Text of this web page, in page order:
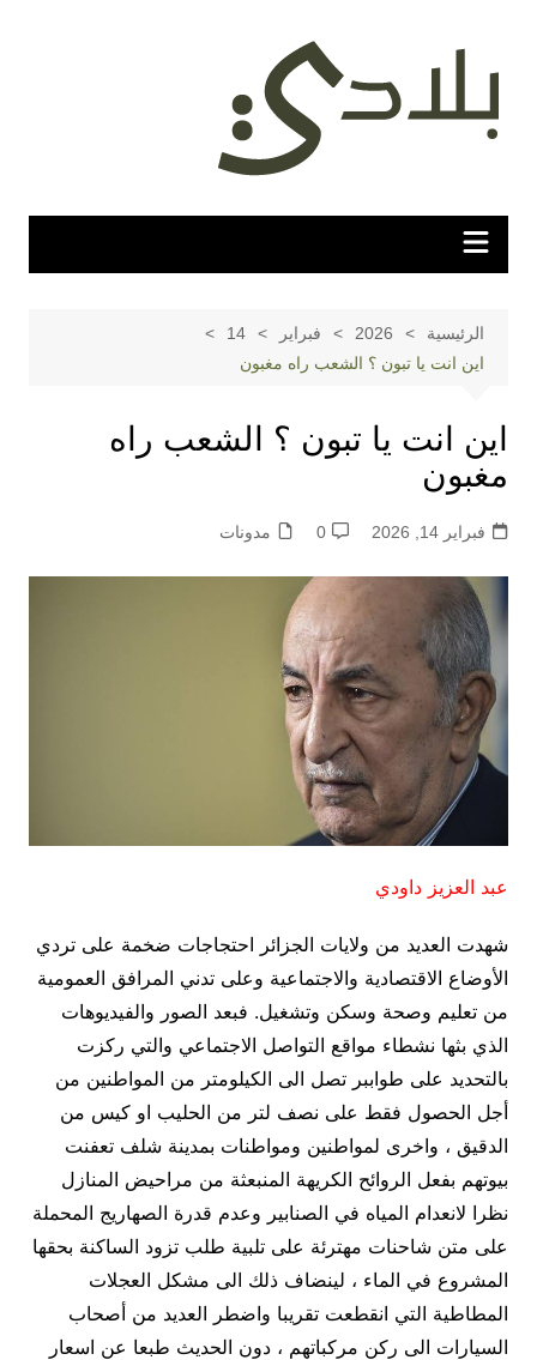
المحتوى
الرئيسية 2026 فبراير
14
اين انت يا تبون ؟ الشعب راه مغبون
اين انت يا تبون ؟ الشعب راه
مغبون
فبراير 14, 2026 0 مدونات
عبد العزيز داودي
شهدت العديد من ولايات الجزائر احتجاجات ضخمة على تردي
الأوضاع الاقتصادية والاجتماعية وعلى تدني المرافق العمومية
من تعليم وصحة وسكن وتشغيل. فبعد الصور والفيديوهات
الذي بثها نشطاء مواقع التواصل الاجتماعي والتي ركزت
بالتحديد على طواببر تصل الى الكيلومتر من المواطنين من
أجل الحصول فقط على نصف لتر من الحليب او كيس من
الدقيق ، واخرى لمواطنين ومواطنات بمدينة شلف تعفنت
بيوتهم بفعل الروائح الكريهة المنبعثة من مراحيض المنازل
نظرا لانعدام المياه في الصنابير وعدم قدرة الصهاريج المحملة
على متن شاحنات مهترئة على تلبية طلب تزود الساكنة بحقها
المشروع في الماء ، لينضاف ذلك الى مشكل العجلات
المطاطية التي انقطعت تقريبا واضطر العديد من أصحاب
السيارات الى ركن مركباتهم ، دون الحديث طبعا عن اسعار